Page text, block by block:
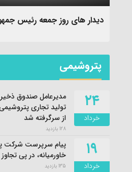
نماهنگ «جدایی» با نوای
پتروشیمی
۲۴
خرداد
مدیرعامل صندوق
تولید تجاری
از سرگرفته شد
128 بازدید
۱۹
خرداد
پیام سرپرست شرکت
خاورمیانه، در پی
135 بازدید